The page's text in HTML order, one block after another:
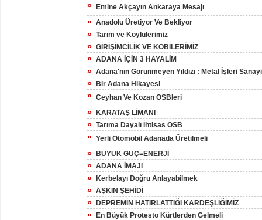
» Emine Akçayın Ankaraya Mesajı
» Anadolu Üretiyor Ve Bekliyor
» Tarım ve Köylülerimiz
» GİRİŞİMCİLİK VE KOBİLERİMİZ
» ADANA İÇİN 3 HAYALİM
» Adana'nın Görünmeyen Yıldızı : Metal İşleri
» Bir Adana Hikayesi
» Ceyhan Ve Kozan OSBleri
» KARATAŞ LİMANI
» Tarıma Dayalı İhtisas OSB
» Yerli Otomobil Adanada Üretilmeli
» BÜYÜK GÜÇ=ENERJİ
» ADANA İMAJI
» Kerbelayı Doğru Anlayabilmek
» AŞKIN ŞEHİDİ
» DEPREMİN HATIRLATTIĞI KARDEŞLİĞİMİZ
» En Büyük Protesto Kürtlerden Gelmeli